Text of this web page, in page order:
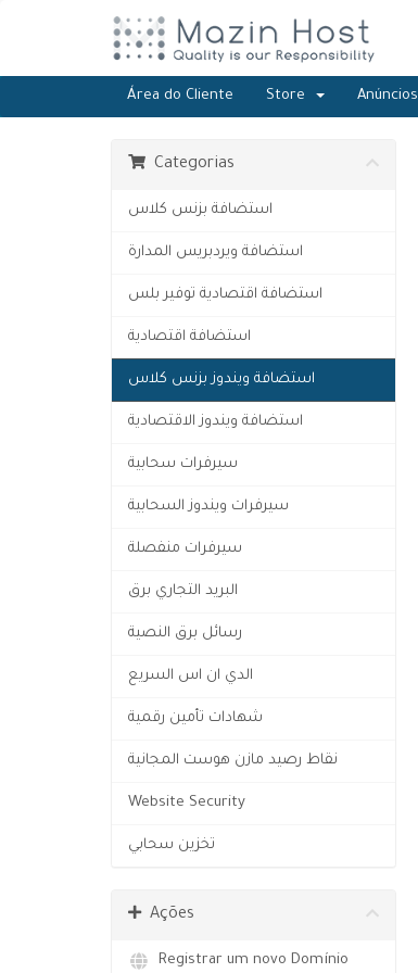
Área do Cliente Store Anúncios
Categorias
استضافة بزنس كلاس
استضافة ويردبريس المدارة
استضافة اقتصادية توفير بلس
استضافة اقتصادية
استضافة ويندوز بزنس كلاس
استضافة ويندوز الاقتصادية
سيرفرات سحابية
سيرفرات ويندوز السحابية
سيرفرات منفصلة
البريد التجاري برق
رسائل برق النصية
الدي ان اس السريع
شهادات تأمين رقمية
نقاط رصيد مازن هوست المجانية
Website Security
تخزين سحابي
Ações
Registrar um novo Domínio